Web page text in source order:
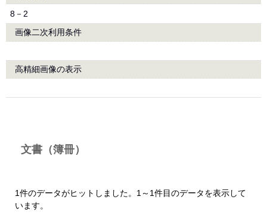
8－2
画像二次利用条件
高精細画像の表示
文書（簿冊）
1件のデータがヒットしました。1～1件目のデータを表示して
います。